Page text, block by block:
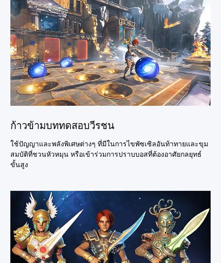
ก้าวข้ามบททดสอบวีรชน
ใช้ปัญญาและพลังพิเศษต่างๆ ที่มีในการไขพัซเซิลอันท้าทายและขุม
สมบัติที่ชวนหัวหมุน หรือเข้าร่วมการปราบบอสที่ต้องอาศัยกลยุทธ์
ขั้นสูง